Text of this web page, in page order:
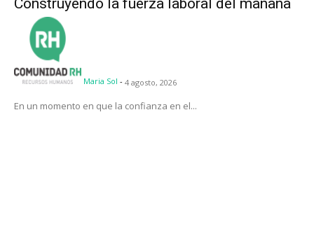
Maria Sol - 4 agosto, 2026
En un momento en que la confianza en el...